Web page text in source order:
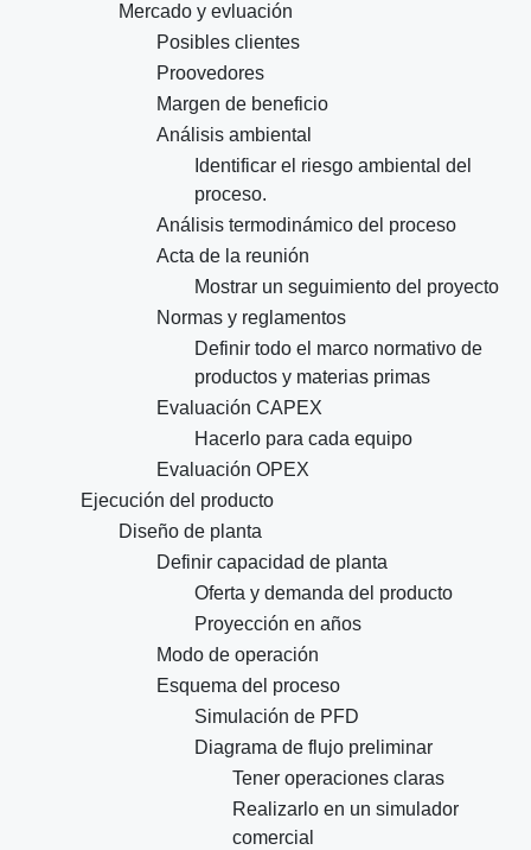
Mercado y evluación
Posibles clientes
Proovedores
Margen de beneficio
Análisis ambiental
Identificar el riesgo ambiental del
proceso.
Análisis termodinámico del proceso
Acta de la reunión
Mostrar un seguimiento del proyecto
Normas y reglamentos
Definir todo el marco normativo de
productos y materias primas
Evaluación CAPEX
Hacerlo para cada equipo
Evaluación OPEX
Ejecución del producto
Diseño de planta
Definir capacidad de planta
Oferta y demanda del producto
Proyección en años
Modo de operación
Esquema del proceso
Simulación de PFD
Diagrama de flujo preliminar
Tener operaciones claras
Realizarlo en un simulador
comercial